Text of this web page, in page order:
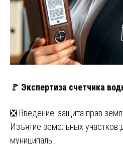
🚩 Экспертиза счетчика
❎ Введение: защита прав
Изъятие земельных участков
муниципаль…